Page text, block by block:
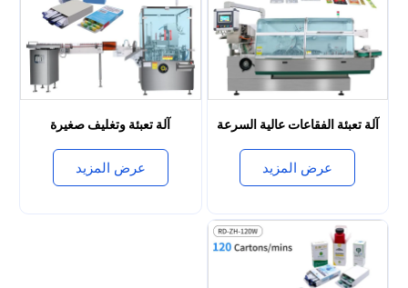
عرض المزيد عرض المزيد